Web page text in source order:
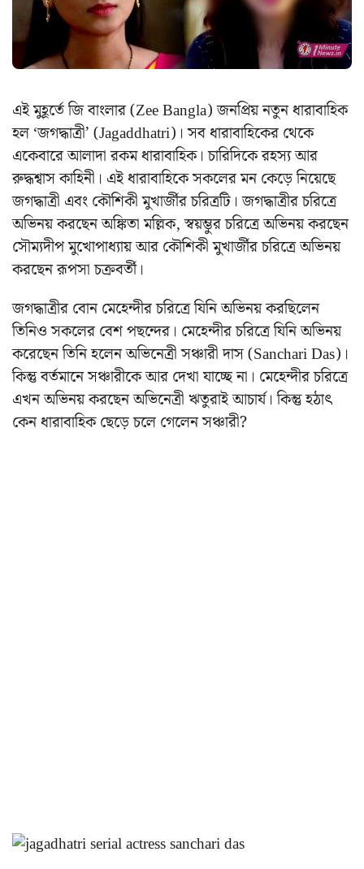
এই মুহূর্তে জি বাংলার (Zee Bangla) জনপ্রিয় নতুন ধারাবাহিক
হল ‘জগদ্ধাত্রী’ (Jagaddhatri)। সব ধারাবাহিকের থেকে
একেবারে আলাদা রকম ধারাবাহিক। চারিদিকে রহস্য আর
রুদ্ধশ্বাস কাহিনী। এই ধারাবাহিকে সকলের মন কেড়ে নিয়েছে
জগদ্ধাত্রী এবং কৌশিকী মুখার্জীর চরিত্রটি। জগদ্ধাত্রীর চরিত্রে
অভিনয় করছেন অঙ্কিতা মল্লিক, স্বয়ম্ভুর চরিত্রে অভিনয় করছেন
সৌম্যদীপ মুখোপাধ্যায় আর কৌশিকী মুখার্জীর চরিত্রে অভিনয়
করছেন রূপসা চক্রবর্তী।
জগদ্ধাত্রীর বোন মেহেন্দীর চরিত্রে যিনি অভিনয় করছিলেন
তিনিও সকলের বেশ পছন্দের। মেহেন্দীর চরিত্রে যিনি অভিনয়
করেছেন তিনি হলেন অভিনেত্রী সঞ্চারী দাস (Sanchari Das)।
কিন্তু বর্তমানে সঞ্চারীকে আর দেখা যাচ্ছে না। মেহেন্দীর চরিত্রে
এখন অভিনয় করছেন অভিনেত্রী ঋতুরাই আচার্য। কিন্তু হঠাৎ
কেন ধারাবাহিক ছেড়ে চলে গেলেন সঞ্চারী?